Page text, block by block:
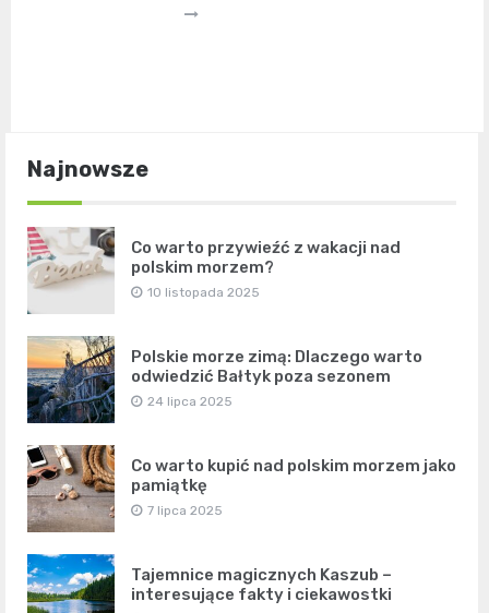
Najnowsze
Co warto przywieźć z wakacji nad
polskim morzem?
10 listopada 2025
Polskie morze zimą: Dlaczego warto
odwiedzić Bałtyk poza sezonem
24 lipca 2025
Co warto kupić nad polskim morzem jako
pamiątkę
7 lipca 2025
Tajemnice magicznych Kaszub –
interesujące fakty i ciekawostki